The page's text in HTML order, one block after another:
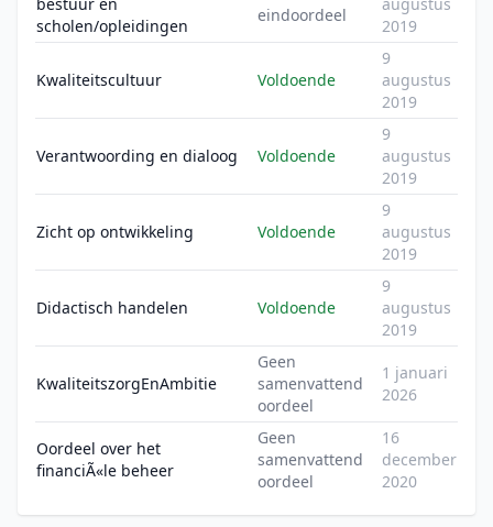
scholen/opleidingen
eindoordeel
2019
Kwaliteitscultuur Voldoende
9
augustus
2019
Verantwoording en dialoog Voldoende
9
augustus
2019
Zicht op ontwikkeling Voldoende
9
augustus
2019
Didactisch handelen Voldoende
9
augustus
2019
KwaliteitszorgEnAmbitie
Geen
samenvattend
oordeel
1 januari
2026
Oordeel over het
financiÃ«le beheer
Geen
samenvattend
oordeel
16
december
2020